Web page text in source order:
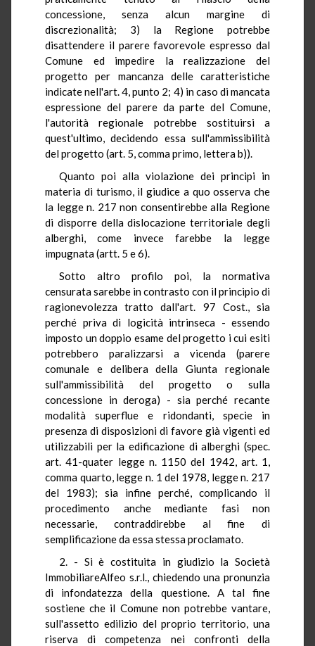
concessione, senza alcun margine di
discrezionalità; 3) la Regione potrebbe
disattendere il parere favorevole espresso dal
Comune ed impedire la realizzazione del
progetto per mancanza delle caratteristiche
indicate nell'art. 4, punto 2; 4) in caso di mancata
espressione del parere da parte del Comune,
l'autorità regionale potrebbe sostituirsi a
quest'ultimo, decidendo essa sull'ammissibilità
del progetto (art. 5, comma primo, lettera b)).
Quanto poi alla violazione dei principi in
materia di turismo, il giudice a quo osserva che
la legge n. 217 non consentirebbe alla Regione
di disporre della dislocazione territoriale degli
alberghi, come invece farebbe la legge
impugnata (artt. 5 e 6).
Sotto altro profilo poi, la normativa
censurata sarebbe in contrasto con il principio di
ragionevolezza tratto dall'art. 97 Cost., sia
perché priva di logicità intrinseca - essendo
imposto un doppio esame del progetto i cui esiti
potrebbero paralizzarsi a vicenda (parere
comunale e delibera della Giunta regionale
sull'ammissibilità del progetto o sulla
concessione in deroga) - sia perché recante
modalità superflue e ridondanti, specie in
presenza di disposizioni di favore già vigenti ed
utilizzabili per la edificazione di alberghi (spec.
art. 41-quater legge n. 1150 del 1942, art. 1,
comma quarto, legge n. 1 del 1978, legge n. 217
del 1983); sia infine perché, complicando il
procedimento anche mediante fasi non
necessarie, contraddirebbe al fine di
semplificazione da essa stessa proclamato.
2. - Si è costituita in giudizio la Società
ImmobiliareAlfeo s.r.l., chiedendo una pronunzia
di infondatezza della questione. A tal fine
sostiene che il Comune non potrebbe vantare,
sull'assetto edilizio del proprio territorio, una
riserva di competenza nei confronti della